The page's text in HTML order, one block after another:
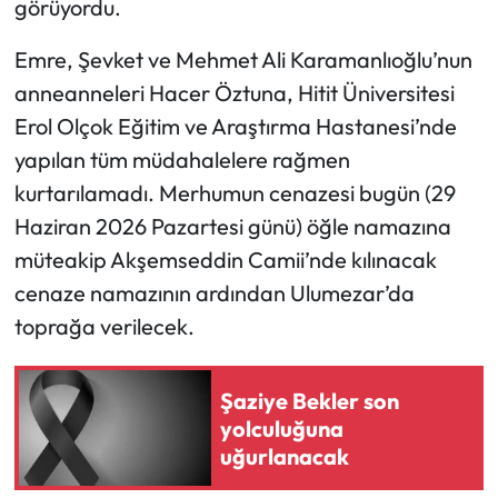
görüyordu.
Emre, Şevket ve Mehmet Ali Karamanlıoğlu’nun
anneanneleri Hacer Öztuna, Hitit Üniversitesi
Erol Olçok Eğitim ve Araştırma Hastanesi’nde
yapılan tüm müdahalelere rağmen
kurtarılamadı. Merhumun cenazesi bugün (29
Haziran 2026 Pazartesi günü) öğle namazına
müteakip Akşemseddin Camii’nde kılınacak
cenaze namazının ardından Ulumezar’da
toprağa verilecek.
Şaziye Bekler son
yolculuğuna
uğurlanacak
Mecitözü Haberleri
Oğuzlar Haberleri
Ortaköy Haberleri
Osmancık Haberleri
Otomotiv
Resmi İlan
Resmi Reklam
Sağlık